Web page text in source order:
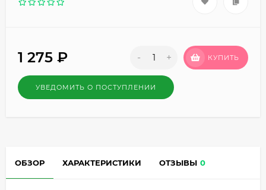
1 275 ₽ - + КУПИТЬ
УВЕДОМИТЬ О ПОСТУПЛЕНИИ
ОБЗОР ХАРАКТЕРИСТИКИ ОТЗЫВЫ 0